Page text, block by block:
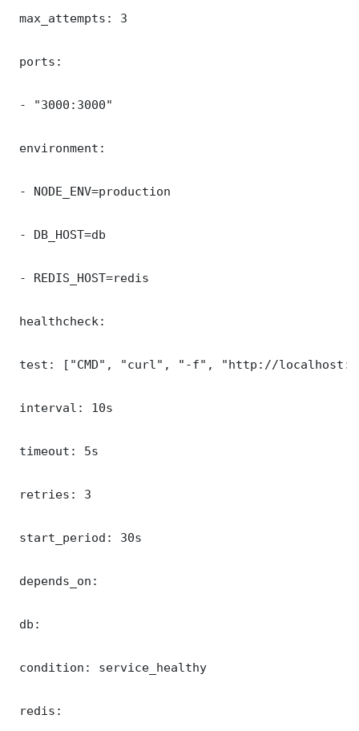
max_attempts: 3
ports:
- "3000:3000"
environment:
- NODE_ENV=production
- DB_HOST=db
- REDIS_HOST=redis
healthcheck:
test: ["CMD", "curl", "-f", "http://
interval: 10s
timeout: 5s
retries: 3
start_period: 30s
depends_on:
db:
condition: service_healthy
redis: